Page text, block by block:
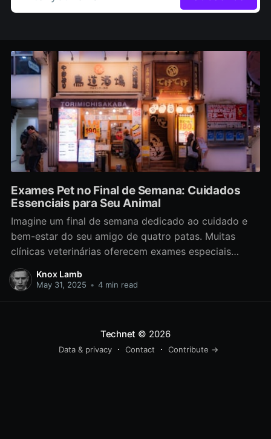
Exames Pet no Final de Semana: Cuidados
Essenciais para Seu Animal
Imagine um final de semana dedicado ao cuidado e
bem-estar do seu amigo de quatro patas. Muitas
clínicas veterinárias oferecem exames especiais
durante o sábado e domingo, proporcionando uma
oportunidade única para avaliar a saúde do seu pet
Knox Lamb
May 31, 2025 • 4 min read
Technet © 2026
Data & privacy Contact Contribute →